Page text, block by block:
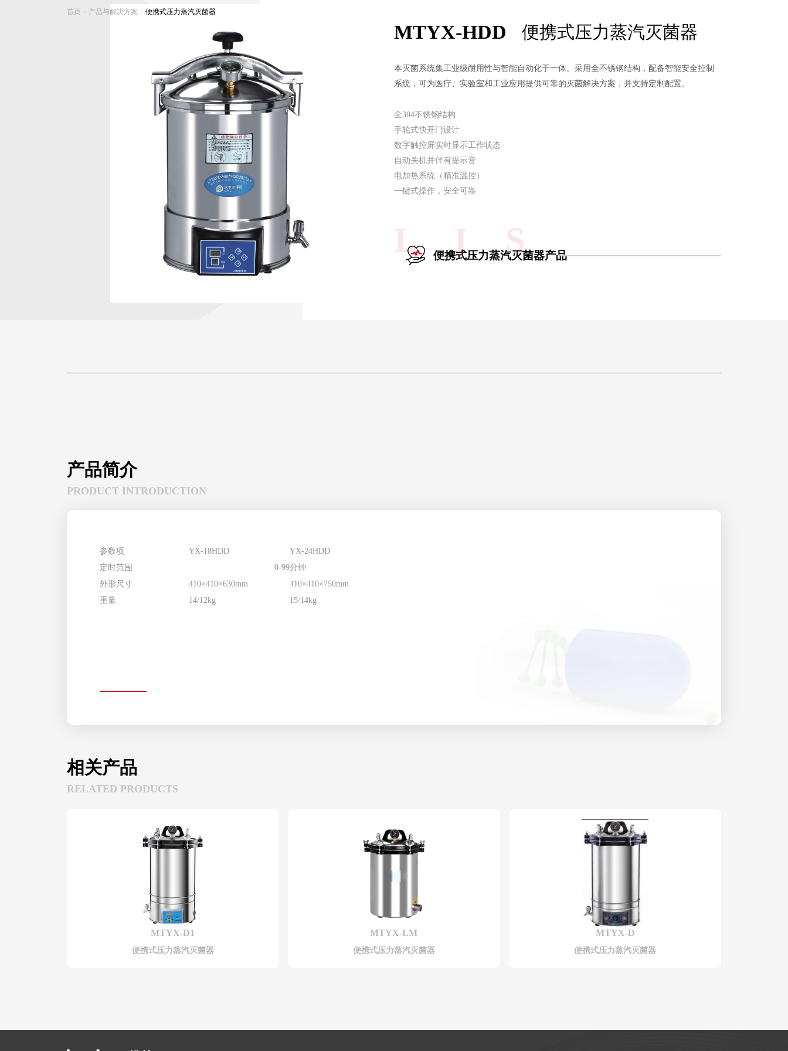
首页 - 产品与解决方案 -便携式压力蒸汽灭菌器
MTYX-HDD 便携式压力蒸汽灭菌器
本灭菌系统集工业级耐用性与智能自动化于一体。采用全不锈钢结构，配备智能安全控制
系统，可为医疗、实验室和工业应用提供可靠的灭菌解决方案，并支持定制配置。
全304不锈钢结构
手轮式快开门设计
数字触控屏实时显示工作状态
自动关机并伴有提示音
电加热系统（精准温控）
一键式操作，安全可靠
便携式压力蒸汽灭菌器产品
L I S
产品简介
PRODUCT INTRODUCTION
参数项 YX-18HDD
YX-24HDD
定时范围
0-99分钟
外形尺寸
410×410×630mm
410×410×750mm
重量
14/12kg 15/14kg
相关产品
RELATED PRODUCTS
MTYX-D1
便携式压力蒸汽灭菌器
MTYX-LM
便携式压力蒸汽灭菌器
MTYX-D
便携式压力蒸汽灭菌器